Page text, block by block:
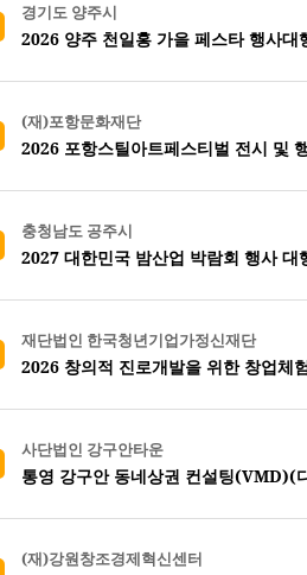
경기도 양주시
2026 양주 천일홍 가을 페스타 행사대
(재)포항문화재단
2026 포항스틸아트페스티벌 전시 및
충청남도 공주시
2027 대한민국 밤산업 박람회 행사 대
재단법인 한국청년기업가정신재단
2026 창의적 진로개발을 위한 창업체
사단법인 강구안타운
통영 강구안 동네상권 컨설팅(VMD)(
(재)강원창조경제혁신센터